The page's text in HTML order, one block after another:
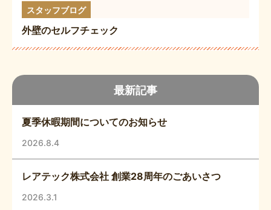
最新記事
夏季休暇期間についてのお知らせ
2026.8.4
レアテック株式会社 創業28周年のごあいさつ
2026.3.1
スタッフブログ
外壁のセルフチェック